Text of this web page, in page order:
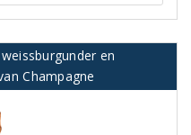
en
Champagne